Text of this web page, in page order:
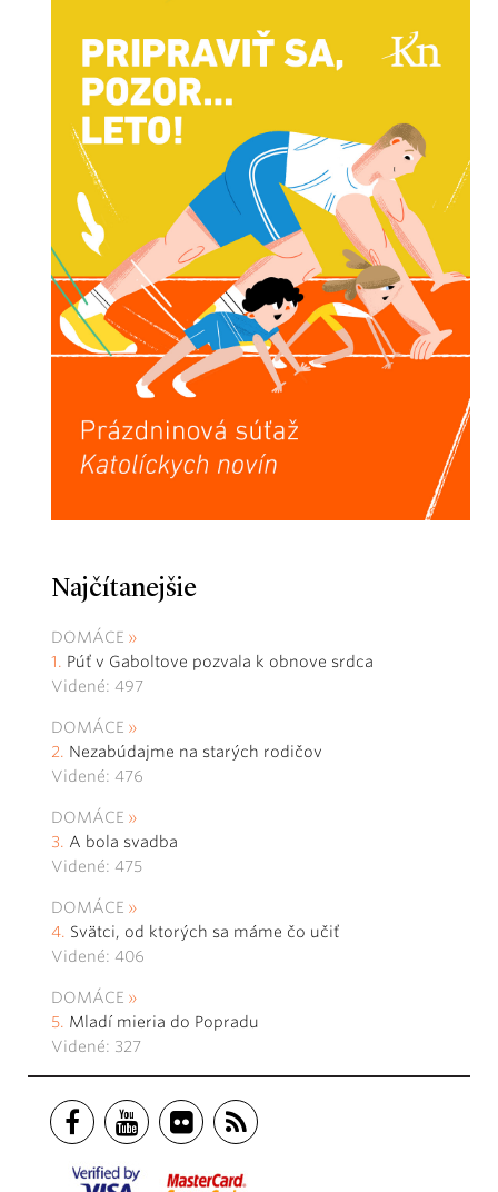
Najčítanejšie
DOMÁCE
Púť v Gaboltove pozvala k obnove srdca
Videné: 497
DOMÁCE
Nezabúdajme na starých rodičov
Videné: 476
DOMÁCE
A bola svadba
Videné: 475
DOMÁCE
Svätci, od ktorých sa máme čo učiť
Videné: 406
DOMÁCE
Mladí mieria do Popradu
Videné: 327